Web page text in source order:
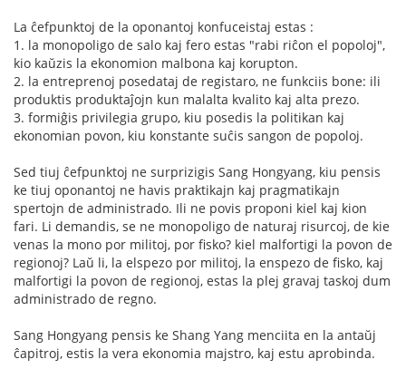
La ĉefpunktoj de la oponantoj konfuceistaj estas :
1. la monopoligo de salo kaj fero estas "rabi riĉon el popoloj",
kio kaŭzis la ekonomion malbona kaj korupton.
2. la entreprenoj posedataj de registaro, ne funkciis bone: ili
produktis produktaĵojn kun malalta kvalito kaj alta prezo.
3. formiĝis privilegia grupo, kiu posedis la politikan kaj
ekonomian povon, kiu konstante suĉis sangon de popoloj.
Sed tiuj ĉefpunktoj ne surprizigis Sang Hongyang, kiu pensis
ke tiuj oponantoj ne havis praktikajn kaj pragmatikajn
spertojn de administrado. Ili ne povis proponi kiel kaj kion
fari. Li demandis, se ne monopoligo de naturaj risurcoj, de kie
venas la mono por militoj, por fisko? kiel malfortigi la povon de
regionoj? Laŭ li, la elspezo por militoj, la enspezo de fisko, kaj
malfortigi la povon de regionoj, estas la plej gravaj taskoj dum
administrado de regno.
Sang Hongyang pensis ke Shang Yang menciita en la antaŭj
ĉapitroj, estis la vera ekonomia majstro, kaj estu aprobinda.